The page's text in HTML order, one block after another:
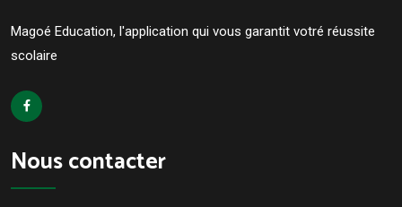
Magoé Education, l'application qui vous garantit votré réussite
scolaire
Nous contacter